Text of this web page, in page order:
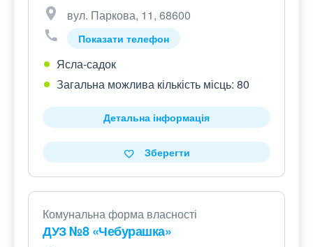
вул. Паркова, 11, 68600
Показати телефон
Ясла-садок
Загальна можлива кількість місць: 80
Детальна інформація
Зберегти
Комунальна форма власності
ДУЗ №8 «Чебурашка»